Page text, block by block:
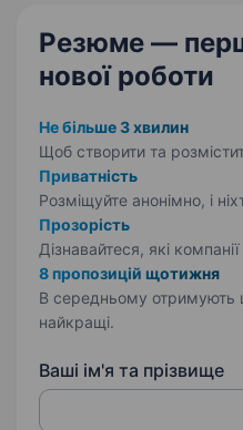
Резюме —
нової роботи
Не більше 3 хвилин
Щоб створити та
Приватність
Розміщуйте анонімно, і
Прозорість
Дізнавайтеся, які
8 пропозицій щотижня
В середньому отримують
найкращі.
Ваші ім'я та прізвище